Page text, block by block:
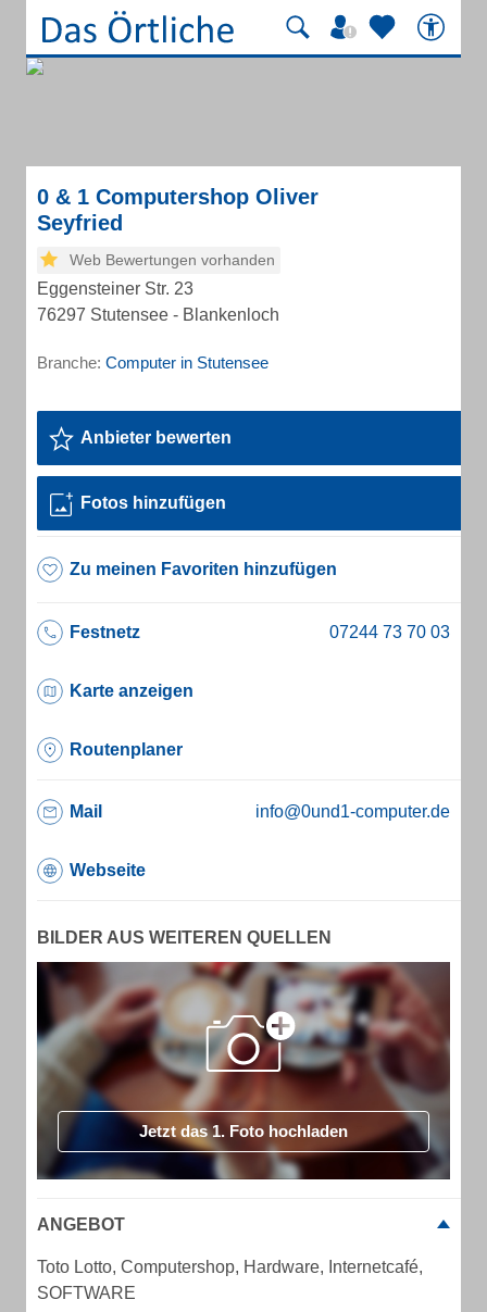
0 & 1 Computershop Oliver
Seyfried
Web Bewertungen vorhanden
Eggensteiner Str. 23
76297 Stutensee - Blankenloch
Branche: Computer in Stutensee
Anbieter bewerten
Fotos hinzufügen
Zu meinen Favoriten hinzufügen
Festnetz
Karte anzeigen
Routenplaner
Mail info@0und1-computer.de
Webseite
BILDER AUS WEITEREN QUELLEN
Jetzt das 1. Foto hochladen
ANGEBOT
Toto Lotto, Computershop, Hardware, Internetcafé,
SOFTWARE